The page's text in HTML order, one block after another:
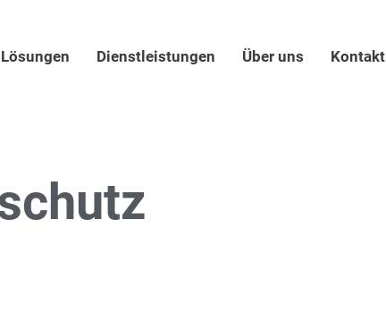
Lösungen Dienstleistungen Über uns Kontakt